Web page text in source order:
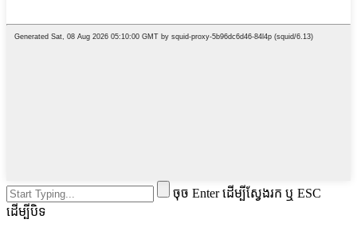
ចុច Enter ដើម្បីស្វែងរក ឬ ESC
ដើម្បីបិទ